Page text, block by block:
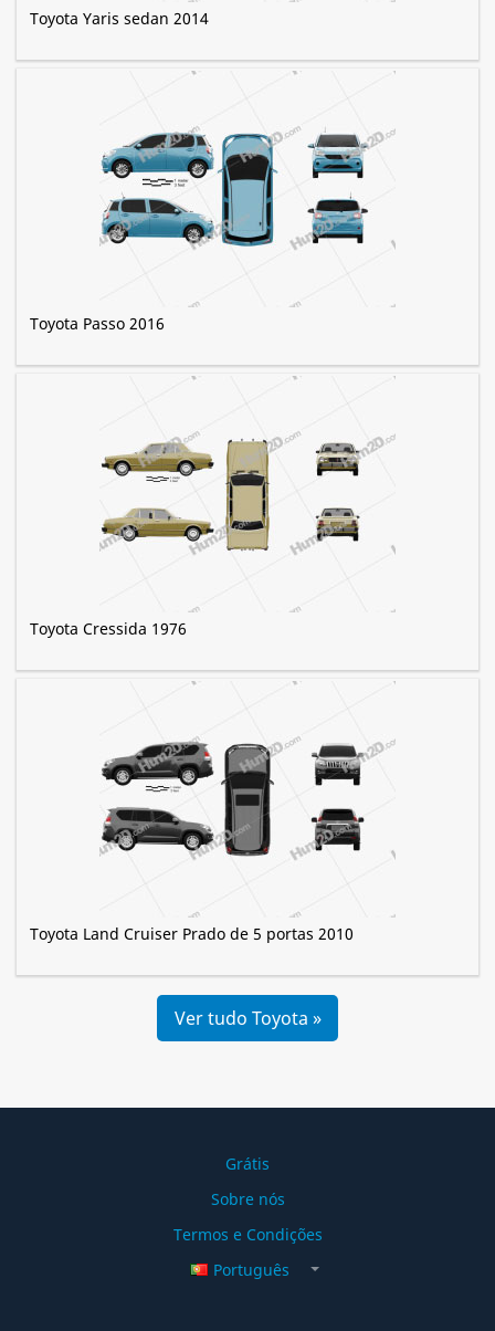
Toyota Yaris sedan 2014
Toyota Passo 2016
Toyota Cressida 1976
Toyota Land Cruiser Prado de 5 portas 2010
Ver tudo Toyota »
Grátis
Sobre nós
Termos e Condições
Português